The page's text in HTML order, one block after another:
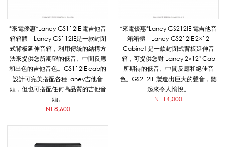
音
箱
箱
*來電優惠*Laney GS112IE 電吉他音
箱箱體 Laney GS112IE是一款封閉
式背板延伸音箱，利用傳統的結構方
法來提供您所期望的低音、中間反應
和出色的吉他音色。GS112IE cab的
設計可完美搭配各種Laney吉他音
頭，但也可搭配任何高品質的吉他音
頭。
NT.8,600
*來電優惠*Laney GS212IE 電吉他音
箱箱體 Laney GS212IE 2×12
Cabinet 是一款封閉式背板延伸音
箱，可提供您對 Laney 2×12" Cab
所期待的低音、中間反應和絕佳音
色。GS212IE 製造出巨大的聲音，聽
起來令人愉悅。
NT.14,000